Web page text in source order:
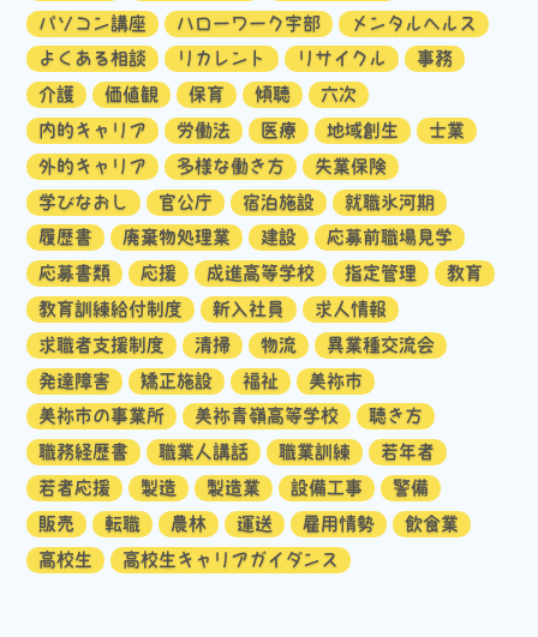
パソコン講座
ハローワーク宇部
メンタルヘルス
よくある相談
リカレント リサイクル
事務
介護
価値観 保育 傾聴
六次
内的キャリア
労働法 医療 地域創生
士業
外的キャリア
多様な働き方
失業保険
学びなおし
官公庁 宿泊施設
就職氷河期
履歴書
廃棄物処理業 建設
応募前職場見学
応募書類
応援 成進高等学校 指定管理
教育
教育訓練給付制度
新入社員
求人情報
求職者支援制度
清掃 物流
異業種交流会
発達障害
矯正施設 福祉
美祢市
美祢市の事業所
美祢青嶺高等学校
聴き方
職務経歴書
職業人講話 職業訓練
若年者
若者応援
製造 製造業 設備工事
警備
販売
転職 農林 運送 雇用情勢
飲食業
高校生
高校生キャリアガイダンス